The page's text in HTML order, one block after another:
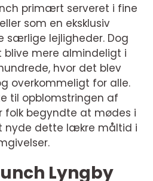
primært serveret i fine
som en eksklusiv
særlige lejligheder. Dog
mere almindeligt i
hvor det blev
overkommeligt for alle.
til opblomstringen af
folk begyndte at mødes i
nyde dette lækre måltid i
Lyngby